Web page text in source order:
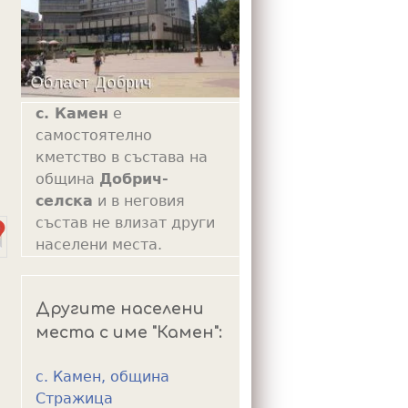
с. Камен е
самостоятелно
кметство в състава на
община Добрич-
селска и в неговия
състав не влизат други
населени места.
Другите населени
места с име "Камен":
с. Камен, община
Стражица